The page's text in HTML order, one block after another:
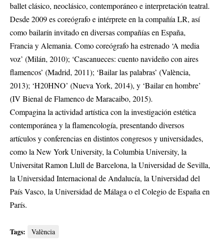
ballet clásico, neoclásico, contemporáneo e interpretación teatral.
Desde 2009 es coreógrafo e intérprete en la compañía LR, así
como bailarín invitado en diversas compañías en España,
Francia y Alemania. Como coreógrafo ha estrenado ‘A media
voz’ (Milán, 2010); ‘Cascanueces: cuento navideño con aires
flamencos’ (Madrid, 2011); ‘Bailar las palabras’ (València,
2013); ‘H20HNO’ (Nueva York, 2014), y ‘Bailar en hombre’
(IV Bienal de Flamenco de Maracaibo, 2015).
Compagina la actividad artística con la investigación estética
contemporánea y la flamencología, presentando diversos
artículos y conferencias en distintos congresos y universidades,
como la New York University, la Columbia University, la
Universitat Ramon Llull de Barcelona, la Universidad de Sevilla,
la Universidad Internacional de Andalucía, la Universidad del
País Vasco, la Universidad de Málaga o el Colegio de España en
París.
Tags: València